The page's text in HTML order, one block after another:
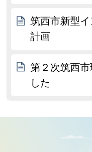
筑西市新型
計画
第２次筑西
した